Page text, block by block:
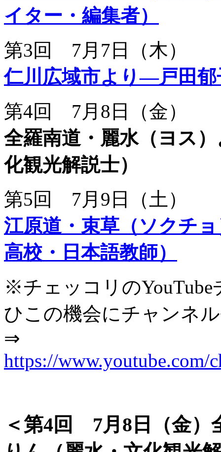
イター・編集者）
第3回 7月7日（木）
仁川広域市より―戸田
第4回 7月8日（金）
全羅南道・麗水（ヨス
化観光解説士）
第5回 7月9日（土）
江原道・束草（ソクチ
高校・日本語教師）
※チェッコリの
ひこの機会にチャンネ
⇒
https://www.youtube.com/
＜第4回 7月8日（金）